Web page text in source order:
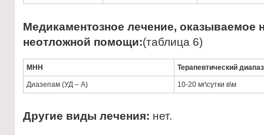
Медикаментозное лечение, оказываемое
неотложной помощи:(таблица 6)
МНН Терапевтический
Диазепам (УД – А) 10-20 мг\сутки в\м
Другие виды лечения: нет.